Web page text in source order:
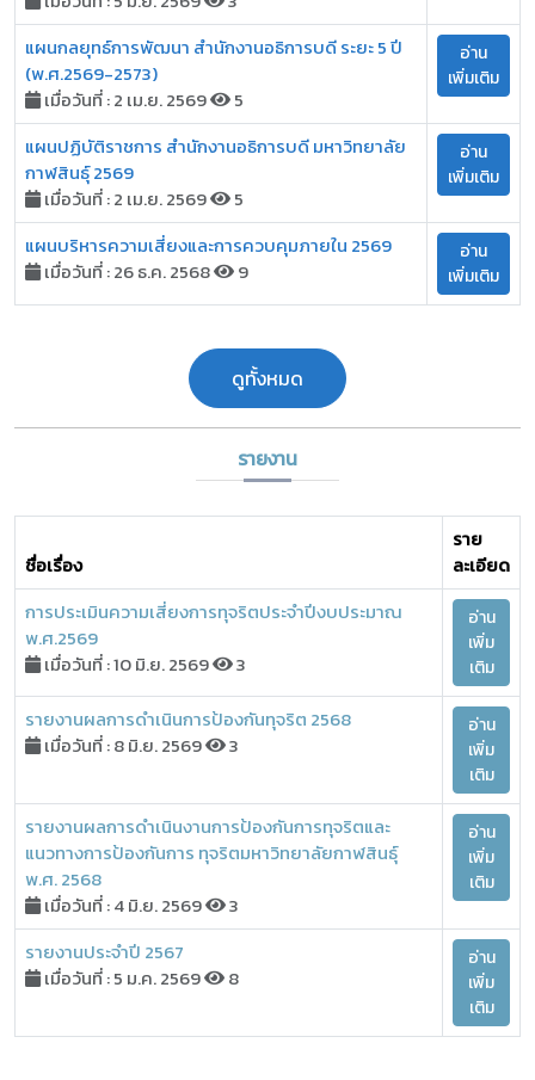
แผนกลยุทธ์การพัฒนา สำนักงานอธิการบดี ระยะ 5 ปี
(พ.ศ.2569-2573)
เมื่อวันที่ : 2 เม.ย. 2569
5
อ่าน
เพิ่มเติม
แผนปฏิบัติราชการ สำนักงานอธิการบดี มหาวิทยาลัย
กาฬสินธุ์ 2569
เมื่อวันที่ : 2 เม.ย. 2569
5
อ่าน
เพิ่มเติม
แผนบริหารความเสี่ยงและการควบคุมภายใน 2569
เมื่อวันที่ : 26 ธ.ค. 2568
9
อ่าน
เพิ่มเติม
ดูทั้งหมด
รายงาน
ชื่อเรื่อง
ราย
ละเอียด
การประเมินความเสี่ยงการทุจริตประจำปีงบประมาณ
พ.ศ.2569
เมื่อวันที่ : 10 มิ.ย. 2569
3
อ่าน
เพิ่ม
เติม
รายงานผลการดำเนินการป้องกันทุจริต 2568
เมื่อวันที่ : 8 มิ.ย. 2569
3
อ่าน
เพิ่ม
เติม
รายงานผลการดำเนินงานการป้องกันการทุจริตและ
แนวทางการป้องกันการ ทุจริตมหาวิทยาลัยกาฬสินธุ์
พ.ศ. 2568
เมื่อวันที่ : 4 มิ.ย. 2569
3
อ่าน
เพิ่ม
เติม
รายงานประจำปี 2567
เมื่อวันที่ : 5 ม.ค. 2569
8
อ่าน
เพิ่ม
เติม